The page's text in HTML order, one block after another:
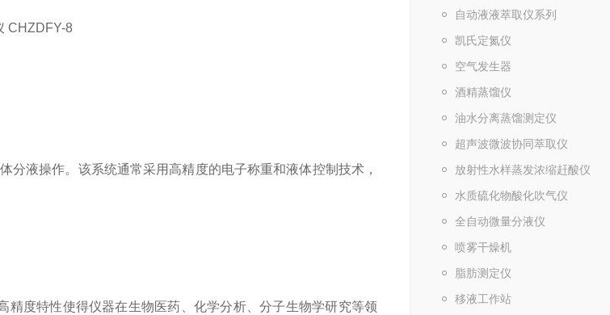
自动液液萃取仪系列
凯氏定氮仪
空气发生器
酒精蒸馏仪
油水分离蒸馏测定仪
超声波微波协同萃取仪
放射性水样蒸发浓缩赶酸仪
水质硫化物酸化吹气仪
全自动微量分液仪
喷雾干燥机
脂肪测定仪
移液工作站
液操作。该系统通常采用高精度的电子称重和液体控制技术，
度特性使得仪器在生物医药、化学分析、分子生物学研究等领